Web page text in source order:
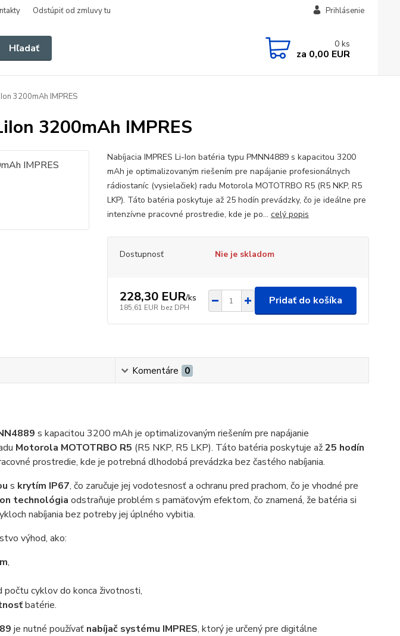
Odstúpiť od zmluvy tu Prihlásenie
Hľadať 0 ks
za 0,00 EUR
3200mAh IMPRES
3200mAh IMPRES
Nabíjacia IMPRES Li-Ion batéria typu PMNN4889 s kapacitou 3200
mAh je optimalizovaným riešením pre napájanie profesionálnych
rádiostaníc (vysielačiek) radu Motorola MOTOTRBO R5 (R5 NKP, R5
LKP). Táto batéria poskytuje až 25 hodín prevádzky, čo je ideálne pre
intenzívne pracovné prostredie, kde je po... celý popis
Dostupnosť Nie je skladom
228,30 EUR/ks
185,61 EUR bez DPH
Pridať do košíka
Komentáre 0
s kapacitou 3200 mAh je optimalizovaným riešením pre napájanie
Motorola MOTOTRBO R5 (R5 NKP, R5 LKP). Táto batéria poskytuje až25 hodín
prostredie, kde je potrebná dlhodobá prevádzka bez častého nabíjania.
s krytím IP67, čo zaručuje jej vodotesnosť a ochranu pred prachom, čo je vhodné pre
technológia odstraňuje problém s pamäťovým efektom, čo znamená, že batéria si
nabíjania bez potreby jej úplného vybitia.
výhod, ako:
,
počtu cyklov do konca životnosti,
batérie.
je nutné používať nabíjač systému IMPRES, ktorý je určený pre digitálne